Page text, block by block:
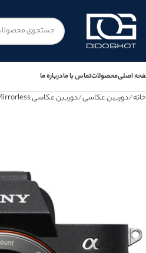
اصلیمحصولاتتماس با مادرباره ما
خانه دوربین عکاسی دوربین عکاسی Mirrorless